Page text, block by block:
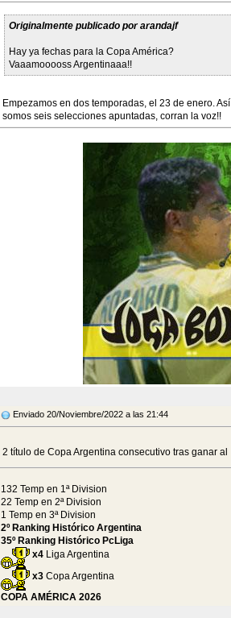
Originalmente publicado por arandajf
Hay ya fechas para la Copa América?
Vaaamooooss Argentinaaa!!
Empezamos en dos temporadas, el 23 de enero.
somos seis selecciones apuntadas, corran la voz!!
Enviado 20/Noviembre/2022 a las 21:44
2 título de Copa Argentina consecutivo tras ganar
132 Temp en 1ª Division
22 Temp en 2ª Division
1 Temp en 3ª Division
2º Ranking Histórico Argentina
35º Ranking Histórico PcLiga
x4 Liga Argentina
x3 Copa Argentina
COPA AMÉRICA 2026